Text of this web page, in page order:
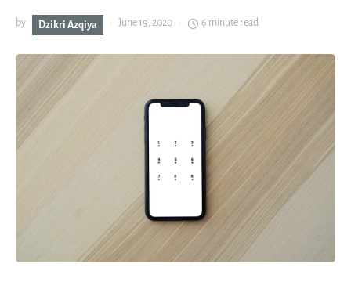
by Dzikri Azqiya June 19, 2020 6 minute read